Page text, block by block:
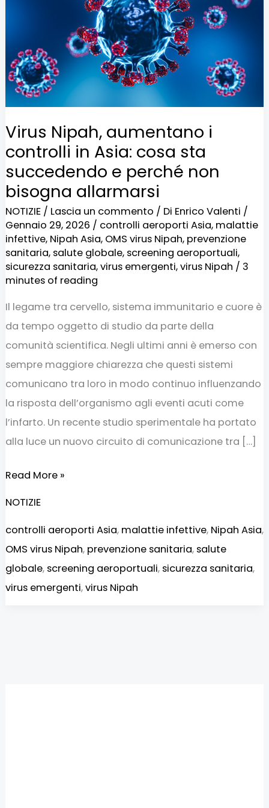
Virus Nipah, aumentano i
controlli in Asia: cosa sta
succedendo e perché non
bisogna allarmarsi
NOTIZIE/ Lascia un commento / Di Enrico Valenti /
Gennaio 29, 2026 / controlli aeroporti Asia, malattie
infettive, Nipah Asia, OMS virus Nipah, prevenzione
sanitaria, salute globale, screening aeroportuali,
sicurezza sanitaria,virus emergenti,virus Nipah / 3
minutes of reading
Il legame tra cervello, sistema immunitario e cuore è
da tempo oggetto di studio da parte della
comunità scientifica. Negli ultimi anni è emerso con
sempre maggiore chiarezza che questi sistemi
comunicano tra loro in modo continuo influenzando
la risposta dell’organismo agli eventi acuti come
l’infarto. Un recente studio sperimentale ha portato
alla luce un nuovo circuito di comunicazione tra […]
Asia:
cosa
sta
succedendo
e
non
bisogna
allarmarsi
Read More »
NOTIZIE
controlli aeroporti Asia, malattie infettive, Nipah Asia,
OMS virus Nipah, prevenzione sanitaria, salute
globale, screening aeroportuali, sicurezza sanitaria,
virus emergenti,virus Nipah